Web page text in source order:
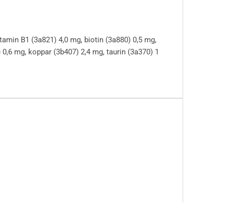
B1 (3a821) 4,0 mg, biotin (3a880) 0,5 mg,
mg, koppar (3b407) 2,4 mg, taurin (3a370) 1